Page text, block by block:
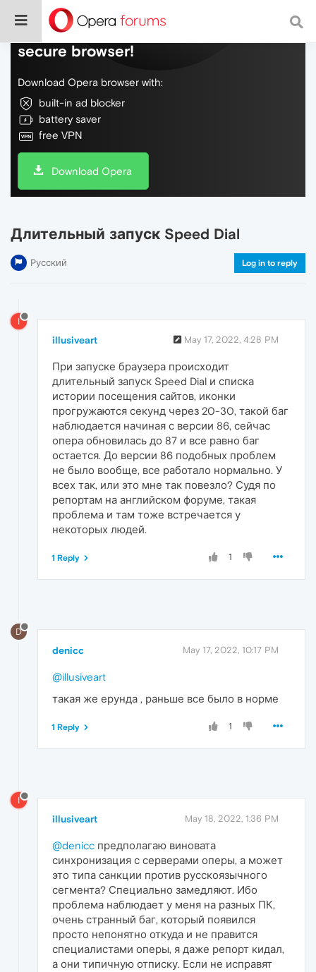
Do more on the web, with a fast and
secure browser!
Download Opera browser with:
built-in ad blocker
battery saver
free VPN
Download Opera
Длительный запуск Speed Dial
Русский Log in to reply
I
illusiveart May 17, 2022, 4:28 PM
При запуске браузера происходит
длительный запуск Speed Dial и списка
истории посещения сайтов, иконки
прогружаются секунд через 20-30, такой баг
наблюдается начиная с версии 86, сейчас
опера обновилась до 87 и все равно баг
остается. До версии 86 подобных проблем
не было вообще, все работало нормально. У
всех так, или это мне так повезло? Судя по
репортам на английском форуме, такая
проблема и там тоже встречается у
некоторых людей.
1
1 Reply
D
denicc May 17, 2022, 10:17 PM
@illusiveart
такая же ерунда , раньше все было в норме
1
1 Reply
I
illusiveart May 18, 2022, 1:36 PM
@denicc предполагаю виновата
синхронизация с серверами оперы, а может
это типа санкции против русскоязычного
сегмента? Специально замедляют. Ибо
проблема наблюдает у меня на разных ПК,
очень странный баг, который появился
просто непонятно откуда и не правится
специалистами оперы, я даже репорт кидал,
а они типичную отписку. Если не исправят